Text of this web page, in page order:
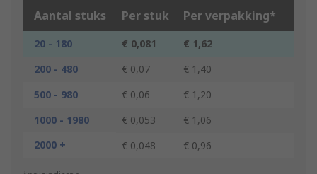
Aantal stuks Per stuk Per verpakking*
20 - 180 € 0,081
€ 1,62
200 - 480
€ 0,07
€ 1,40
500 - 980
€ 0,06
€ 1,20
1000 - 1980
€ 0,053
€ 1,06
2000 +
€ 0,048 € 0,96